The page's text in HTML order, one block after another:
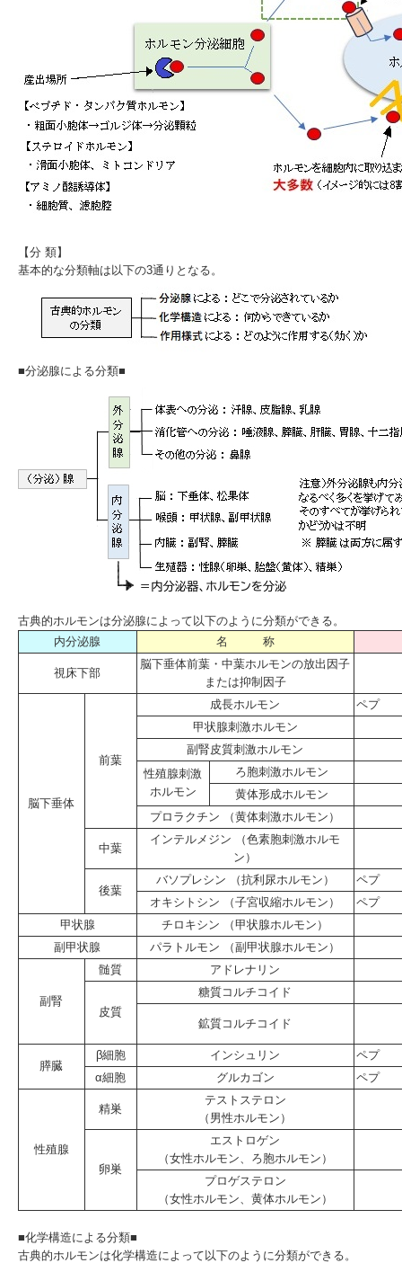
【分 類】
基本的な分類軸は以下の3通りとなる。
■分泌腺による分類■
古典的ホルモンは分泌腺によって以下のように分類ができる。
内分泌腺
名 称
視床下部
脳下垂体前葉・中葉ホルモンの放出因子
または抑制因子
脳下垂体
前葉
成長ホルモン
ペプ
甲状腺刺激ホルモン
副腎皮質刺激ホルモン
性殖腺刺激
ホルモン
ろ胞刺激ホルモン
黄体形成ホルモン
プロラクチン （黄体刺激ホルモン）
中葉
インテルメジン （色素胞刺激ホルモ
ン）
後葉
バソプレシン （抗利尿ホルモン）
ペプ
オキシトシン （子宮収縮ホルモン）
ペプ
甲状腺
チロキシン （甲状腺ホルモン）
副甲状腺
パラトルモン （副甲状腺ホルモン）
副腎
髄質 アドレナリン
皮質
糖質コルチコイド
鉱質コルチコイド
膵臓
β細胞 インシュリン
ペプ
α細胞
グルカゴン ペプ
性殖腺
精巣
テストステロン
（男性ホルモン）
卵巣
エストロゲン
（女性ホルモン、ろ胞ホルモン）
プロゲステロン
（女性ホルモン、黄体ホルモン）
■化学構造による分類■
古典的ホルモンは化学構造によって以下のように分類ができる。